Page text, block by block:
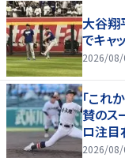
大谷翔
でキャ
2026/08/
｢これ
賛のス
ロ注目
【26年
2026/08/